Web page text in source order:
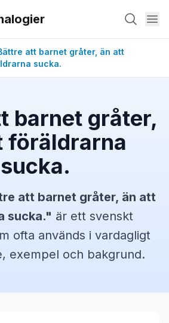
att barnet gråter, än att
sucka.
barnet gråter,
föräldrarna
sucka.
att barnet gråter, än att
sucka." är ett svenskt
ofta används i vardagligt
exempel och bakgrund.